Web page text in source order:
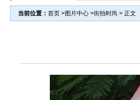
当前位置： 首页 >图片中心 >街拍时尚 > 正文